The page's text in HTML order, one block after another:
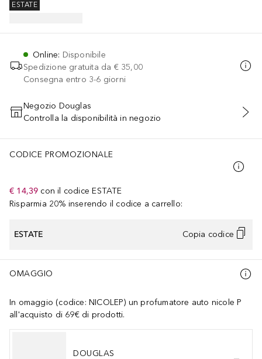
ESTATE
Online: Disponibile
Spedizione gratuita da € 35,00
Consegna entro 3-6 giorni
AGGIUNGI AL CARRELLO
Negozio Douglas
Controlla la disponibilità in negozio
CODICE PROMOZIONALE
€ 14,39 con il codice ESTATE
Risparmia 20% inserendo il codice a carrello:
ESTATE Copia codice
OMAGGIO
In omaggio (codice: NICOLEP) un profumatore auto nicole P
all'acquisto di 69€ di prodotti.
DOUGLAS